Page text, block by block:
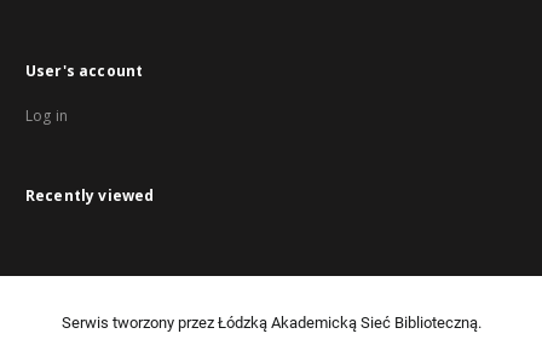
User's account
Log in
Recently viewed
Serwis tworzony przez Łódzką Akademicką Sieć Biblioteczną.